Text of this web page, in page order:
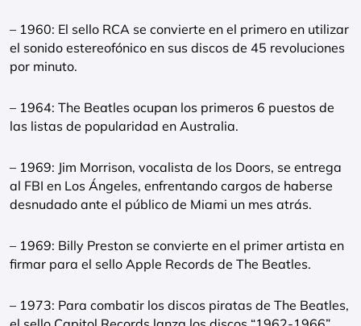
– 1960: El sello RCA se convierte en el primero en utilizar
el sonido estereofónico en sus discos de 45 revoluciones
por minuto.
– 1964: The Beatles ocupan los primeros 6 puestos de
las listas de popularidad en Australia.
– 1969: Jim Morrison, vocalista de los Doors, se entrega
al FBI en Los Ángeles, enfrentando cargos de haberse
desnudado ante el público de Miami un mes atrás.
– 1969: Billy Preston se convierte en el primer artista en
firmar para el sello Apple Records de The Beatles.
– 1973: Para combatir los discos piratas de The Beatles,